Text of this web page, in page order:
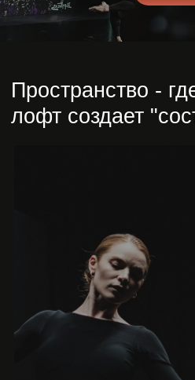
И ваши гости это чувствуют